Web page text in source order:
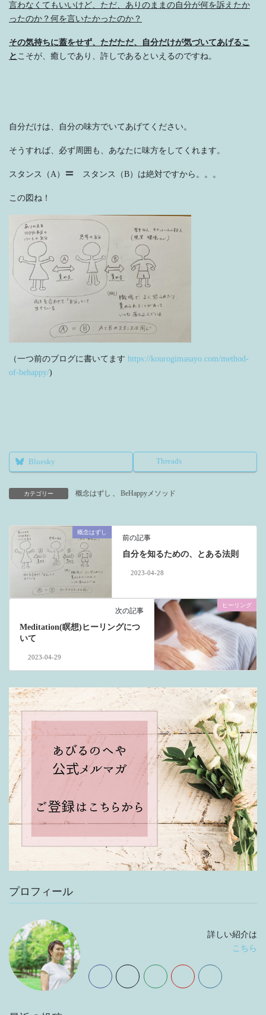
言わなくてもいいけど、ただ、ありのままの自分が何を訴えたか
ったのか？何を言いたかったのか？
その気持ちに蓋をせず、ただただ、自分だけが気づいてあげるこ
と こそが、癒しであり、許しであるといえるのですね。
自分だけは、自分の味方でいてあげてください。
そうすれば、必ず周囲も、あなたに味方をしてくれます。
スタンス（A） スタンス（B）は絶対ですから。。。
この図ね！
（一つ前のブログに書いてます https://kourogimasayo.com/method-
of-behappy/)
Bluesky Threads
カテゴリー 概念はずし 、 BeHappyメソッド
概念はずし
前の記事
自分を知るための、とある法則
2023-04-28
ヒーリング
次の記事
Meditation(瞑想)ヒーリングにつ
いて
2023-04-29
プロフィール
詳しい紹介は
こちら